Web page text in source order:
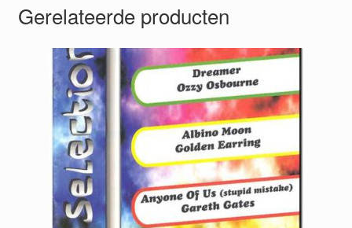
Gerelateerde producten